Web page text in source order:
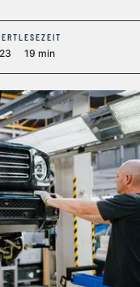
LESEZEIT
19 min